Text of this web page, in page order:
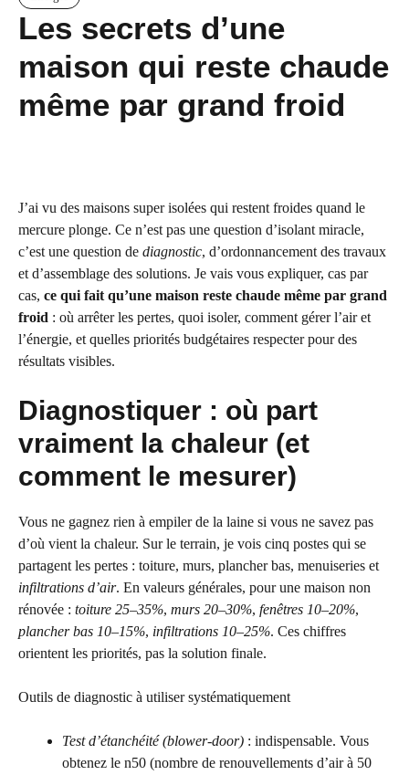
Les secrets d’une
maison qui reste chaude
même par grand froid
J’ai vu des maisons super isolées qui restent froides quand le
mercure plonge. Ce n’est pas une question d’isolant miracle,
c’est une question de diagnostic, d’ordonnancement des travaux
et d’assemblage des solutions. Je vais vous expliquer, cas par
cas, ce qui fait qu’une maison reste chaude même par grand
froid : où arrêter les pertes, quoi isoler, comment gérer l’air et
l’énergie, et quelles priorités budgétaires respecter pour des
résultats visibles.
Diagnostiquer : où part
vraiment la chaleur (et
comment le mesurer)
Vous ne gagnez rien à empiler de la laine si vous ne savez pas
d’où vient la chaleur. Sur le terrain, je vois cinq postes qui se
partagent les pertes : toiture, murs, plancher bas, menuiseries et
infiltrations d’air. En valeurs générales, pour une maison non
rénovée : toiture 25–35%, murs 20–30%, fenêtres 10–20%,
plancher bas 10–15%, infiltrations 10–25%. Ces chiffres
orientent les priorités, pas la solution finale.
Outils de diagnostic à utiliser systématiquement
Test d’étanchéité (blower-door) : indispensable. Vous
obtenez le n50 (nombre de renouvellements d’air à 50